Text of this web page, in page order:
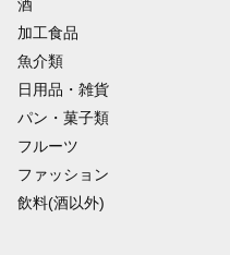
酒
加工食品
魚介類
日用品・雑貨
パン・菓子類
フルーツ
ファッション
飲料(酒以外)